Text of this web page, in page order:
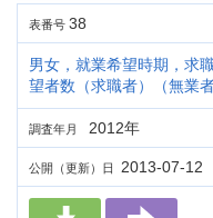
表番号 38
男女，就業希望時期，求
望者数（求職者）（無業者
調査年月 2012年
公開（更新）日 2013-07-12